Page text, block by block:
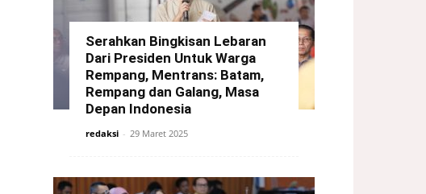
Serahkan Bingkisan Lebaran
Dari Presiden Untuk Warga
Rempang, Mentrans: Batam,
Rempang dan Galang, Masa
Depan Indonesia
redaksi - 29 Maret 2025